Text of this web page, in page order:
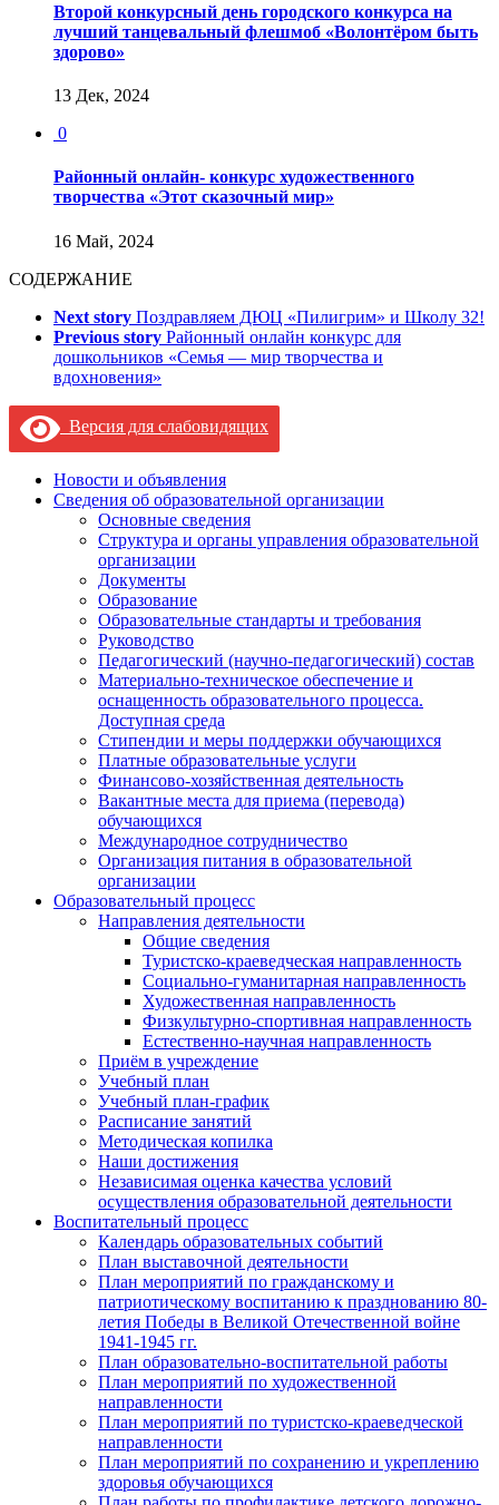
Второй конкурсный день городского конкурса на
лучший танцевальный флешмоб «Волонтёром быть
здорово»
13 Дек, 2024
0
Районный онлайн- конкурс художественного
творчества «Этот сказочный мир»
16 Май, 2024
СОДЕРЖАНИЕ
Next story Поздравляем ДЮЦ «Пилигрим» и Школу 32!
Previous story Районный онлайн конкурс для
дошкольников «Семья — мир творчества и
вдохновения»
Версия для слабовидящих
Новости и объявления
Сведения об образовательной организации
Основные сведения
Структура и органы управления образовательной
организации
Документы
Образование
Образовательные стандарты и требования
Руководство
Педагогический (научно-педагогический) состав
Материально-техническое обеспечение и
оснащенность образовательного процесса.
Доступная среда
Стипендии и меры поддержки обучающихся
Платные образовательные услуги
Финансово-хозяйственная деятельность
Вакантные места для приема (перевода)
обучающихся
Международное сотрудничество
Организация питания в образовательной
организации
Образовательный процесс
Направления деятельности
Общие сведения
Туристско-краеведческая направленность
Социально-гуманитарная направленность
Художественная направленность
Физкультурно-спортивная направленность
Естественно-научная направленность
Приём в учреждение
Учебный план
Учебный план-график
Расписание занятий
Методическая копилка
Наши достижения
Независимая оценка качества условий
осуществления образовательной деятельности
Воспитательный процесс
Календарь образовательных событий
План выставочной деятельности
План мероприятий по гражданскому и
патриотическому воспитанию к празднованию 80-
летия Победы в Великой Отечественной войне
1941-1945 гг.
План образовательно-воспитательной работы
План мероприятий по художественной
направленности
План мероприятий по туристско-краеведческой
направленности
План мероприятий по сохранению и укреплению
здоровья обучающихся